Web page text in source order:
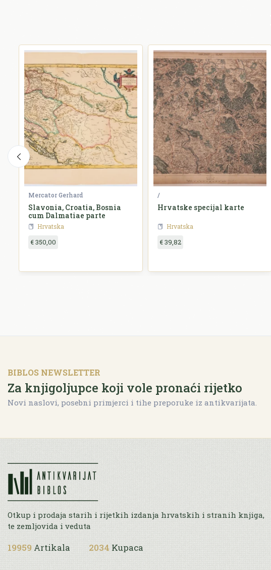
Mercator Gerhard
Slavonia, Croatia, Bosnia
cum Dalmatiae parte
Hrvatska
€ 350,00
/
Hrvatske specijal karte
Hrvatska
€ 39,82
BIBLOS NEWSLETTER
Za knjigoljupce koji vole pronaći rijetko
Novi naslovi, posebni primjerci i tihe preporuke iz antikvarijata.
Otkup i prodaja starih i rijetkih izdanja hrvatskih i stranih knjiga,
te zemljovida i veduta
19959 Artikala 2034 Kupaca